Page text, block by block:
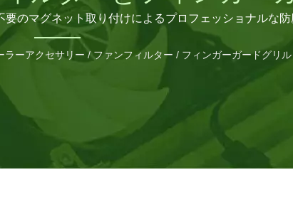
のマグネット取り付けによるプロフェッショナルな
ラーアクセサリー / ファンフィルター / フィンガーガードグリル